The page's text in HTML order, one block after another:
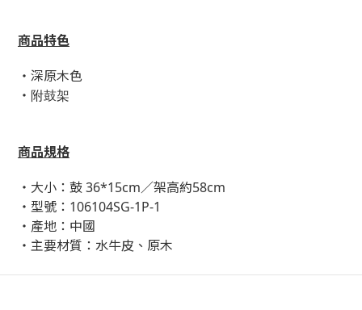
商品特色
・深原木色
・ 附鼓架
商品規格
・大小：鼓 36*15cm／架高約58cm
・型號：106104SG-1P-1
・產地：中國
・主要材質：水牛皮、原木